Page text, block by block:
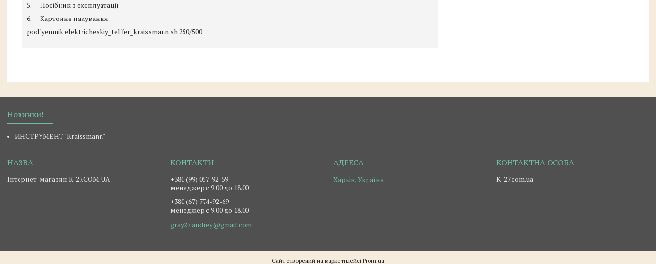
5. Посібник з експлуатації
6. Картонне пакування
pod"yemnik elektricheskiy_tel'fer_kraissmann sh 250/500
Новинки!
ИНСТРУМЕНТ "Kraissmann"
Інтернет-магазин K-27.COM.UA
+380 (99) 057-92-59
менеджер c 9.00 до 18.00
+380 (67) 774-92-69
менеджер c 9.00 до 18.00
gray27.andrey@gmail.com
Харків, Україна К-27.com.ua
Сайт створений на маркетплейсі Prom.ua